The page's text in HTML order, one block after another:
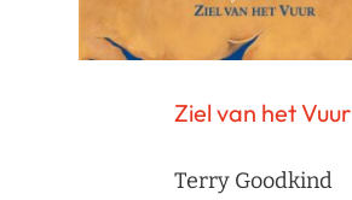
Ziel van het Vuur
Terry Goodkind